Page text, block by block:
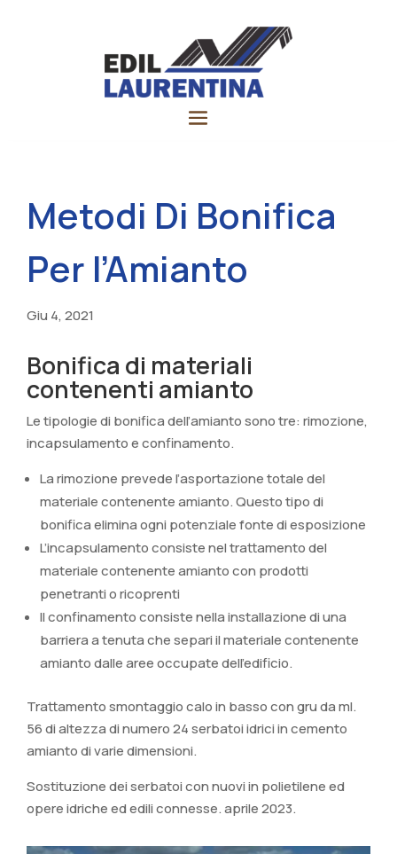
Metodi Di Bonifica
Per l’Amianto
Giu 4, 2021
Bonifica di materiali
contenenti amianto
Le tipologie di bonifica dell’amianto sono tre: rimozione,
incapsulamento e confinamento.
La rimozione prevede l’asportazione totale del
materiale contenente amianto. Questo tipo di
bonifica elimina ogni potenziale fonte di esposizione
L’incapsulamento consiste nel trattamento del
materiale contenente amianto con prodotti
penetranti o ricoprenti
Il confinamento consiste nella installazione di una
barriera a tenuta che separi il materiale contenente
amianto dalle aree occupate dell’edificio.
Trattamento smontaggio calo in basso con gru da ml.
56 di altezza di numero 24 serbatoi idrici in cemento
amianto di varie dimensioni.
Sostituzione dei serbatoi con nuovi in polietilene ed
opere idriche ed edili connesse. aprile 2023.